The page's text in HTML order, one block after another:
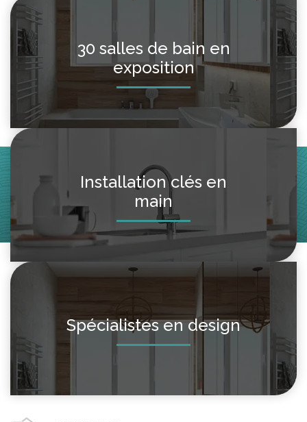
30 salles de bain en
exposition
Installation clés en
main
Spécialistes en design